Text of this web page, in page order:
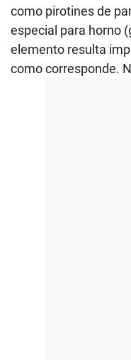
como pirotines de
especial para horno
elemento resulta
como corresponde.